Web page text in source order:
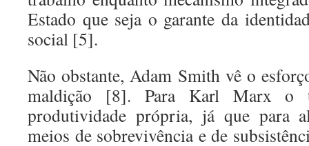
Estado que seja o garante da
social [5].
Não obstante, Adam Smith vê o
maldição [8]. Para Karl Marx o
produtividade própria, já que para
meios de sobrevivência e de